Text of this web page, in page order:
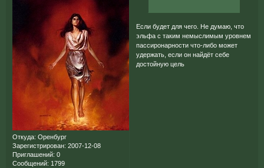
Откуда: Оренбург
Зарегистрирован: 2007-12-08
Приглашений: 0
Сообщений: 1799
Если будет для чего. Не думаю, что
эльфа с таким немыслимым уровнем
пассиронарности что-либо может
удержать, если он найдёт себе
достойную цель